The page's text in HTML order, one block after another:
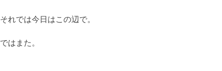
それでは今日はこの辺で。
ではまた。